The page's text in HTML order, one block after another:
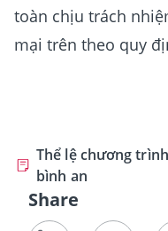
toàn chịu trách
mại trên theo quy
Thể lệ chương
bình an
Share